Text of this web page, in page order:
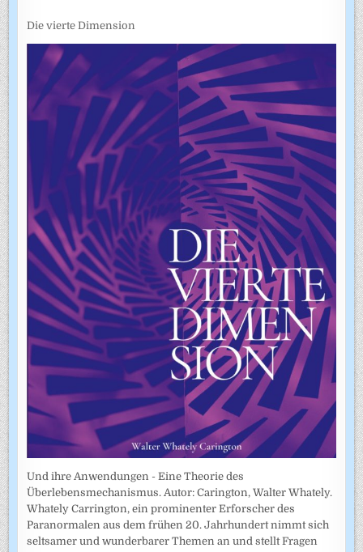
Die vierte Dimension
Und ihre Anwendungen - Eine Theorie des
Überlebensmechanismus. Autor: Carington, Walter Whately.
Whately Carrington, ein prominenter Erforscher des
Paranormalen aus dem frühen 20. Jahrhundert nimmt sich
seltsamer und wunderbarer Themen an und stellt Fragen